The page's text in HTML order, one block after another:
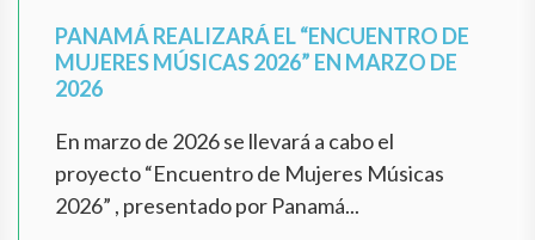
PANAMÁ REALIZARÁ EL “ENCUENTRO DE
MUJERES MÚSICAS 2026” EN MARZO DE
2026
En marzo de 2026 se llevará a cabo el
proyecto “Encuentro de Mujeres Músicas
2026” , presentado por Panamá...